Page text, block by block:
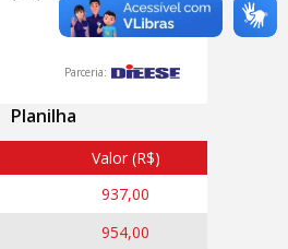
Parceria:
Planilha
Valor (R$)
937,00
954,00